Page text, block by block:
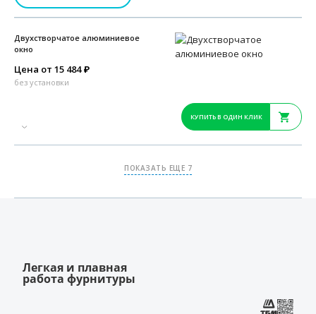
Двухстворчатое алюминиевое
окно
Цена от 15 484 ₽
без установки
КУПИТЬ В ОДИН КЛИК
ПОКАЗАТЬ ЕЩЕ 7
Легкая и плавная
работа фурнитуры